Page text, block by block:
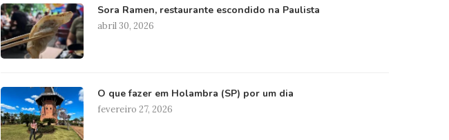
Sora Ramen, restaurante escondido na Paulista
abril 30, 2026
O que fazer em Holambra (SP) por um dia
fevereiro 27, 2026